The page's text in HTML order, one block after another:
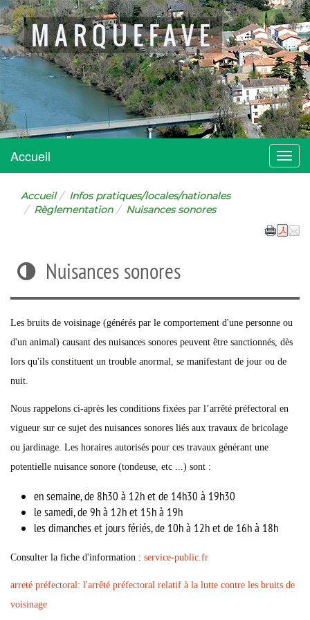
MARQUEFAVE
Menu
Accueil
Accueil
Infos pratiques/locales/nationales
Règlementation
Nuisances sonores
Nuisances sonores
Les bruits de voisinage (générés par le comportement d'une personne ou
d'un animal) causant des nuisances sonores peuvent être sanctionnés, dès
lors qu'ils constituent un trouble anormal, se manifestant de jour ou de
nuit.
Nous rappelons ci-après les conditions fixées par l’arrêté préfectoral en
vigueur sur ce sujet des nuisances sonores liés aux travaux de bricolage
ou jardinage. Les horaires autorisés pour ces travaux générant une
potentielle nuisance sonore (tondeuse, etc ...) sont :
en semaine, de 8h30 à 12h et de 14h30 à 19h30
le samedi, de 9h à 12h et 15h à 19h
les dimanches et jours fériés, de 10h à 12h et de 16h à 18h
Consulter la fiche d'information : service-public.fr
arreté préfectoral: l'arrêté préfectoral relatif à la lutte contre les bruits de
voisinage